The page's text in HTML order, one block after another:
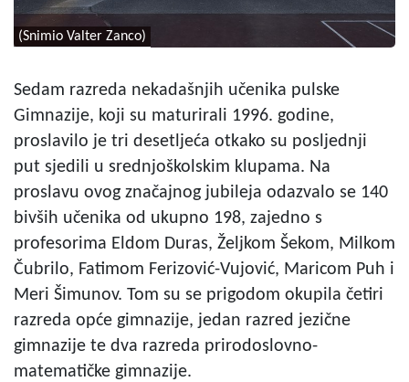
(Snimio Valter Zanco)
Sedam razreda nekadašnjih učenika pulske
Gimnazije, koji su maturirali 1996. godine,
proslavilo je tri desetljeća otkako su posljednji
put sjedili u srednjoškolskim klupama. Na
proslavu ovog značajnog jubileja odazvalo se 140
bivših učenika od ukupno 198, zajedno s
profesorima Eldom Duras, Željkom Šekom, Milkom
Čubrilo, Fatimom Ferizović-Vujović, Maricom Puh i
Meri Šimunov. Tom su se prigodom okupila četiri
razreda opće gimnazije, jedan razred jezične
gimnazije te dva razreda prirodoslovno-
matematičke gimnazije.